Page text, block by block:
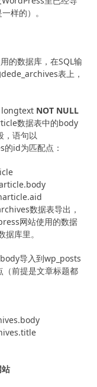
样的）。
的数据库，在SQL输
表上，
NOT NULL
数据表中的body
，语句以
id为匹配点：
数据表导出，
网站使用的数据
库里。
导入到wp_posts
前提是文章标题都